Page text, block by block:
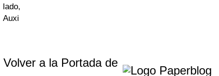
lado,
Auxi
Volver a la Portada de